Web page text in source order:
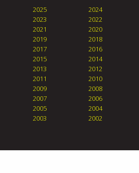
2025
2024
2023
2022
2021
2020
2019
2018
2017
2016
2015
2014
2013
2012
2011
2010
2009
2008
2007
2006
2005
2004
2003
2002